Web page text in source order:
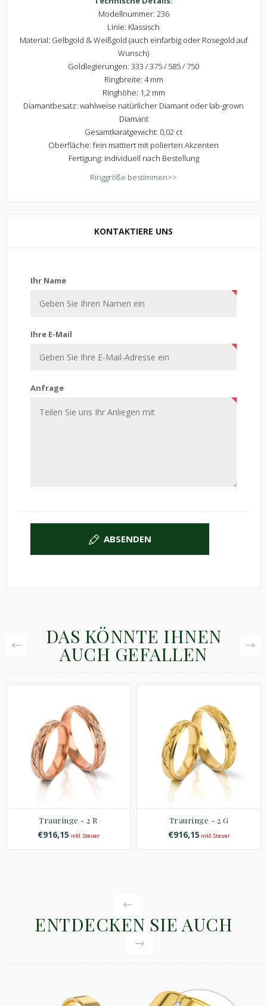
Modellnummer: 236
Linie: Klassisch
Material: Gelbgold & Weißgold (auch einfarbig oder Rosegold auf
Wunsch)
Goldlegierungen: 333 / 375 / 585 / 750
Ringbreite: 4 mm
Ringhöhe: 1,2 mm
Diamantbesatz: wahlweise natürlicher Diamant oder lab-grown
Diamant
Gesamtkaratgewicht: 0,02 ct
Oberfläche: fein mattiert mit polierten Akzenten
Fertigung: individuell nach Bestellung
Ringgröße bestimmen>>
KONTAKTIERE UNS
Ihr Name
Ihre E-Mail
Anfrage
ABSENDEN
DAS KÖNNTE IHNEN
AUCH GEFALLEN
Trauringe - 2 R
€916,15 inkl. Steuer
Trauringe - 2 G
€916,15 inkl. Steuer
ENTDECKEN SIE AUCH